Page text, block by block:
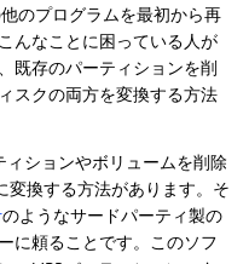
のプログラムを最初から再
んなことに困っている人が
既存のパーティションを削
スクの両方を変換する方法
ションやボリュームを削除
変換する方法があります。そ
のようなサードパーティ製の
に頼ることです。このソフ